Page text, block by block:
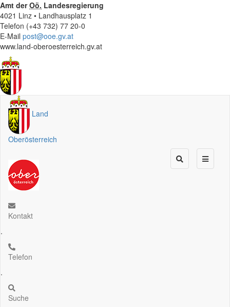
Amt derOö. Landesregierung
4021 Linz • Landhausplatz 1
Telefon (+43 732) 77 20-0
E-Mail post@ooe.gv.at
www.land-oberoesterreich.gv.at
Land
Oberösterreich
Kontakt
.
Telefon
.
Suche